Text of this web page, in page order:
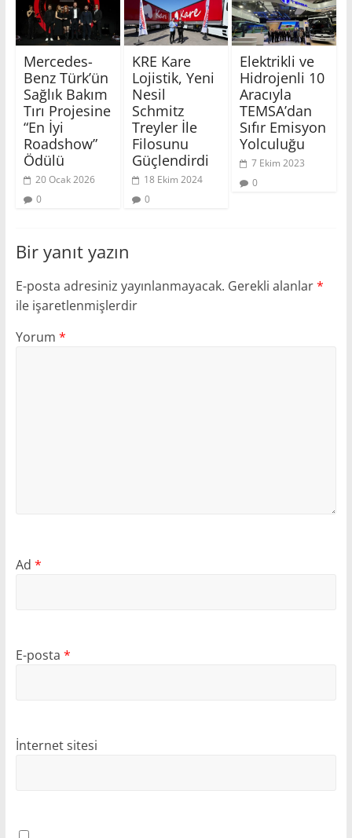
Mercedes-
Benz Türk’ün
Sağlık Bakım
Tırı Projesine
“En İyi
Roadshow”
Ödülü
20 Ocak 2026
0
KRE Kare
Lojistik, Yeni
Nesil
Schmitz
Treyler İle
Filosunu
Güçlendirdi
18 Ekim 2024
0
Elektrikli ve
Hidrojenli 10
Aracıyla
TEMSA’dan
Sıfır Emisyon
Yolculuğu
7 Ekim 2023
0
Bir yanıt yazın
E-posta adresiniz yayınlanmayacak. Gerekli alanlar*
ile işaretlenmişlerdir
Yorum *
Ad *
E-posta *
İnternet sitesi